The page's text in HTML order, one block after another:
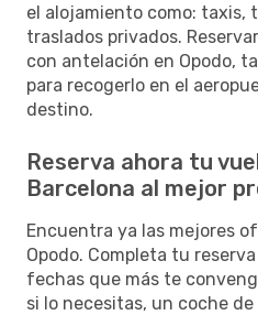
el alojamiento como: taxis,
traslados privados.
con antelación en Opodo,
para recogerlo en el
destino.
Reserva ahora tu
Barcelona al mejor
Encuentra ya las mejores
Opodo. Completa tu
fechas que más te
si lo necesitas, un coche